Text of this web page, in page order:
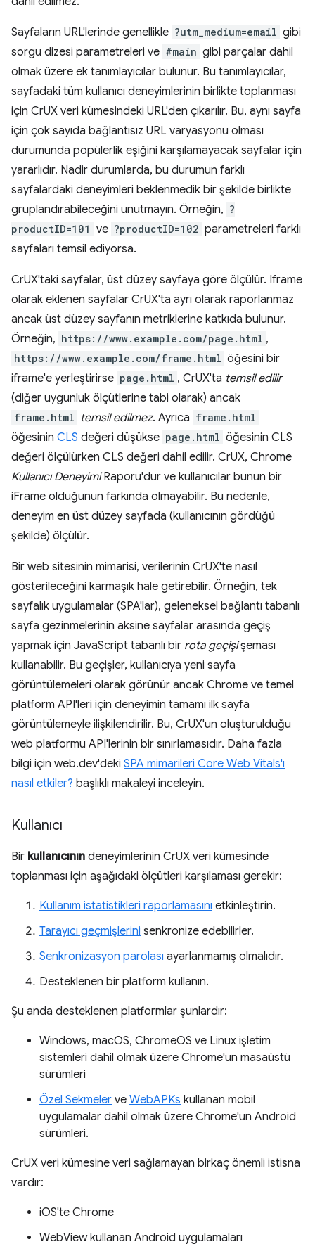
Sayfaların URL'lerinde genellikle ?utm_medium=email gibi
sorgu dizesi parametreleri ve #main gibi parçalar dahil
olmak üzere ek tanımlayıcılar bulunur. Bu tanımlayıcılar,
sayfadaki tüm kullanıcı deneyimlerinin birlikte toplanması
için CrUX veri kümesindeki URL'den çıkarılır. Bu, aynı sayfa
için çok sayıda bağlantısız URL varyasyonu olması
durumunda popülerlik eşiğini karşılamayacak sayfalar için
yararlıdır. Nadir durumlarda, bu durumun farklı
sayfalardaki deneyimleri beklenmedik bir şekilde birlikte
gruplandırabileceğini unutmayın. Örneğin, ?
productID=101 ve ?productID=102 parametreleri farklı
sayfaları temsil ediyorsa.
CrUX'taki sayfalar, üst düzey sayfaya göre ölçülür. Iframe
olarak eklenen sayfalar CrUX'ta ayrı olarak raporlanmaz
ancak üst düzey sayfanın metriklerine katkıda bulunur.
Örneğin, https://www.example.com/page.html ,
https://www.example.com/frame.html öğesini bir
iframe'e yerleştirirse page.html , CrUX'ta temsil edilir
(diğer uygunluk ölçütlerine tabi olarak) ancak
frame.html temsil edilmez. Ayrıca frame.html
öğesinin CLS değeri düşükse page.html öğesinin CLS
değeri ölçülürken CLS değeri dahil edilir. CrUX, Chrome
Kullanıcı DeneyimiRaporu'dur ve kullanıcılar bunun bir
iFrame olduğunun farkında olmayabilir. Bu nedenle,
deneyim en üst düzey sayfada (kullanıcının gördüğü
şekilde) ölçülür.
Bir web sitesinin mimarisi, verilerinin CrUX'te nasıl
gösterileceğini karmaşık hale getirebilir. Örneğin, tek
sayfalık uygulamalar (SPA'lar), geleneksel bağlantı tabanlı
sayfa gezinmelerinin aksine sayfalar arasında geçiş
yapmak için JavaScript tabanlı bir rota geçişişeması
kullanabilir. Bu geçişler, kullanıcıya yeni sayfa
görüntülemeleri olarak görünür ancak Chrome ve temel
platform API'leri için deneyimin tamamı ilk sayfa
görüntülemeyle ilişkilendirilir. Bu, CrUX'un oluşturulduğu
web platformu API'lerinin bir sınırlamasıdır. Daha fazla
bilgi için web.dev'deki SPA mimarileri Core Web Vitals'ı
nasıl etkiler? başlıklı makaleyi inceleyin.
Kullanıcı
Bir kullanıcının deneyimlerinin CrUX veri kümesinde
toplanması için aşağıdaki ölçütleri karşılaması gerekir:
Kullanım istatistikleri raporlamasını etkinleştirin.
Tarayıcı geçmişlerini senkronize edebilirler.
Senkronizasyon parolası ayarlanmamış olmalıdır.
Desteklenen bir platform kullanın.
Şu anda desteklenen platformlar şunlardır:
Windows, macOS, ChromeOS ve Linux işletim
sistemleri dahil olmak üzere Chrome'un masaüstü
sürümleri
Özel Sekmeler ve WebAPKs kullanan mobil
uygulamalar dahil olmak üzere Chrome'un Android
sürümleri.
CrUX veri kümesine veri sağlamayan birkaç önemli istisna
vardır:
iOS'te Chrome
WebView kullanan Android uygulamaları